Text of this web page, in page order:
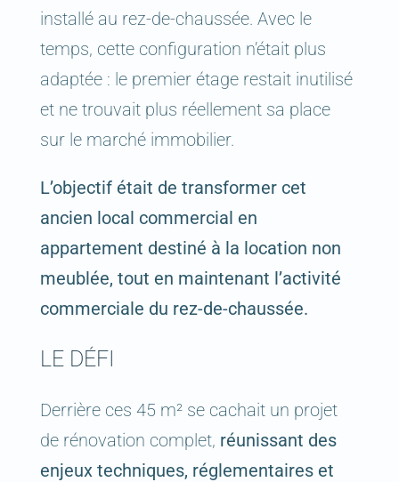
installé au rez-de-chaussée. Avec le
temps, cette configuration n’était plus
adaptée : le premier étage restait inutilisé
et ne trouvait plus réellement sa place
sur le marché immobilier.
L’objectif était de transformer cet
ancien local commercial en
appartement destiné à la location non
meublée, tout en maintenant l’activité
commerciale du rez-de-chaussée.
LE DÉFI
Derrière ces 45 m² se cachait un projet
de rénovation complet, réunissant des
enjeux techniques, réglementaires et